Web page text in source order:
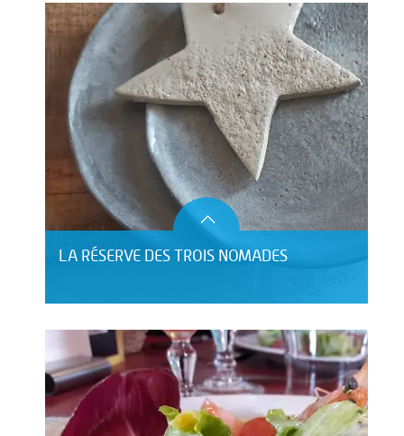
LA RÉSERVE DES TROIS NOMADES